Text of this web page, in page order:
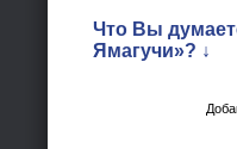
Что Вы
Ямагучи»? ↓